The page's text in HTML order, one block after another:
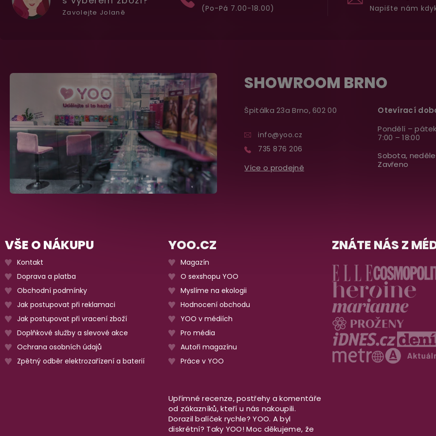
Napište nám
(Po-Pá 7.00-18.00)
Zavolejte Jolaně
SHOWROOM BRNO
Špitálka 23a Brno, 602 00
info@yoo.cz
735 876 206
Více o prodejně
Otevírací
Pondělí –
7:00 – 18:00
Sobota, neděle
Zavřeno
VŠE O NÁKUPU
Kontakt
Doprava a platba
Obchodní podmínky
Jak postupovat při reklamaci
Jak postupovat při vracení zboží
Doplňkové služby a slevové akce
Ochrana osobních údajů
Zpětný odběr elektrozařízení a baterií
YOO.CZ
Magazín
O sexshopu YOO
Myslíme na ekologii
Hodnocení obchodu
YOO v médiích
Pro média
Autoři magazínu
Práce v YOO
ZNÁTE NÁS Z
Upřímné recenze, postřehy a komentáře
od zákazníků, kteří u nás nakoupili.
Dorazil balíček rychle? YOO. A byl
diskrétní? Taky YOO! Moc děkujeme, že